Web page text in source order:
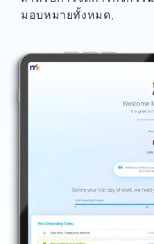
มอบหมายทั้งหมด.